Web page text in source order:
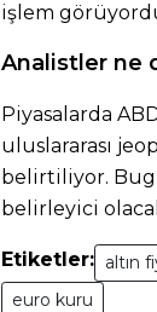
işlem
Analistler ne
Piyasalarda
uluslararası
belirtiliyor.
belirleyici
Etiketler: altın
euro kuru